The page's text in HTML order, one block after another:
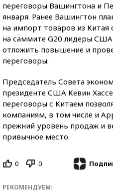
переговоры Вашингтона и
января. Ранее Вашингтон
на импорт товаров из Китая
на саммите G20 лидеры
отложить повышение и
переговоры.
Председатель Совета
президенте США Кевин
переговоры с Китаем
компаниям, в том числе и
прежний уровень продаж и
привычное место.
0 0
РЕКОМЕНДУЕМ: